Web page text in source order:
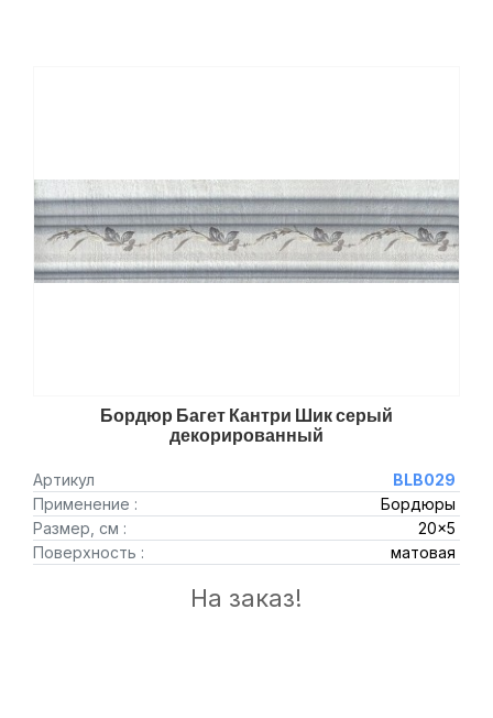
Бордюр Багет Кантри Шик серый
декорированный
Артикул
BLB029
Применение :
Бордюры
Размер, см :
20x5
Поверхность :
матовая
На заказ!